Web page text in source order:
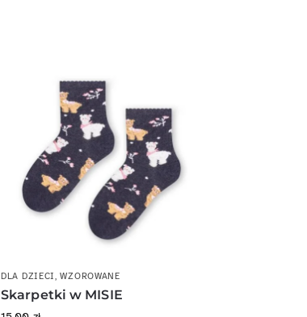
DLA DZIECI,WZOROWANE
Skarpetki w MISIE